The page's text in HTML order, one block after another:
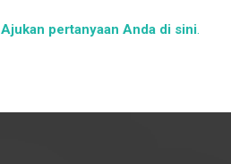
Ajukan pertanyaan Anda di sini.